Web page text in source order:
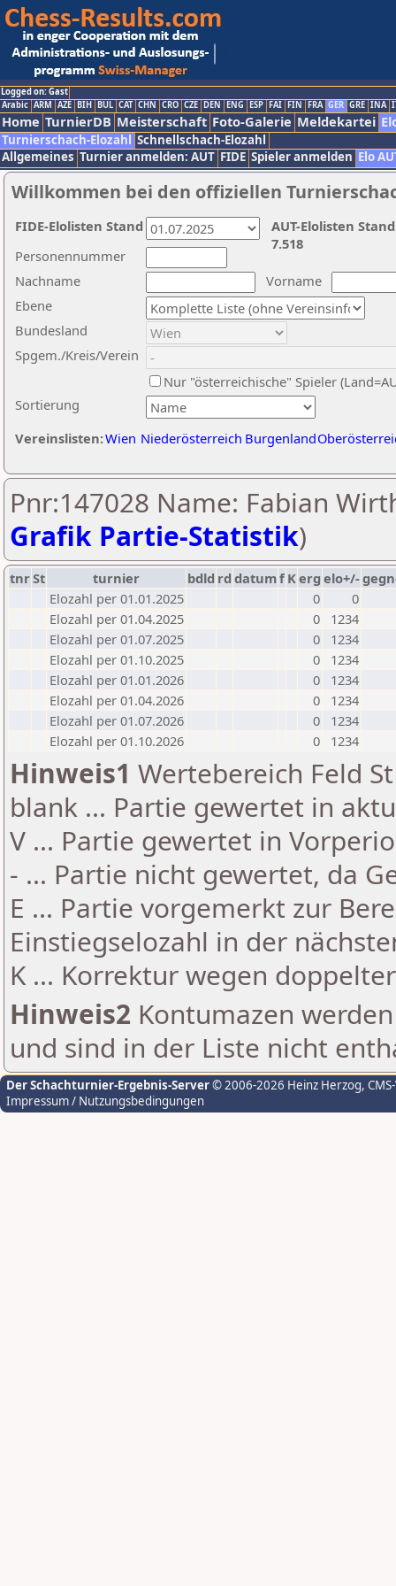
Logged on: Gast
Arabic ARM AZE BIH BUL CAT CHN CRO CZE DEN ENG ESP FAI FIN FRA GER GRE INA
Home TurnierDB Meisterschaft Foto-Galerie Meldekartei
Turnierschach-Elozahl Schnellschach-Elozahl
Allgemeines Turnier anmelden: AUT FIDE Spieler anmelden Elo
Willkommen bei den offiziellen
Nachname
Vorname
Ebene
Sortierung
Personennummer
Bundesland
Spgem./Kreis/Verein
Nur "österreichische" Spieler
Vereinslisten:Wien Niederösterreich Burgenland
AUT-Elolisten
7.518
FIDE-Elolisten Stand
Pnr:147028 Name: Fabian
Grafik Partie-Statistik)
tnrSt turnier bdld rd datumf Kerg elo+/-
Elozahl per 01.01.2025
0
0
Elozahl per 01.04.2025
0
1234
Elozahl per 01.07.2025
0
1234
Elozahl per 01.10.2025
0
1234
Elozahl per 01.01.2026
0
1234
Elozahl per 01.04.2026
0
1234
Elozahl per 01.07.2026
0
1234
Elozahl per 01.10.2026
0 1234
Hinweis1 Wertebereich Feld
blank ... Partie gewertet in
V ... Partie gewertet in
- ... Partie nicht gewertet, da
E ... Partie vorgemerkt zur
Einstiegselozahl in der
K ... Korrektur wegen
Hinweis2 Kontumazen
und sind in der Liste nicht
Der Schachturnier-Ergebnis-Server© 2006-2026 Heinz Herzog,
Impressum / Nutzungsbedingungen